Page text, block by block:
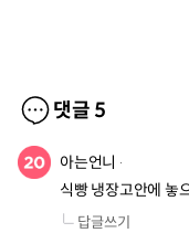
댓글 5
아는언니
식빵 냉장고안에 놓
답글쓰기